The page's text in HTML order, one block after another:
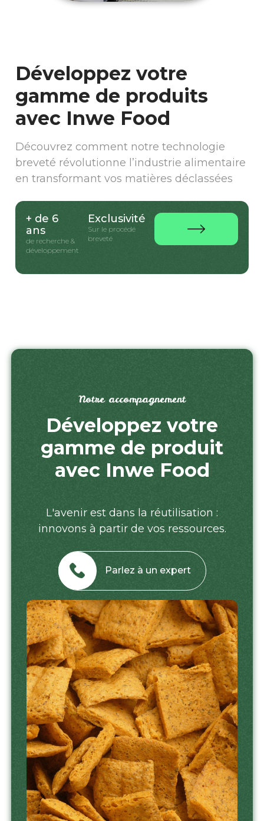
Développez votre
gamme de produits
avec Inwe Food
Découvrez comment notre technologie
breveté révolutionne l’industrie alimentaire
en transformant vos matières déclassées
+ de 6
ans
de recherche &
développement
Exclusivité
Sur le procédé
breveté
Notre accompagnement
Développez votre
gamme de produit
avec Inwe Food
L'avenir est dans la réutilisation :
innovons à partir de vos ressources.
Parlez à un expert